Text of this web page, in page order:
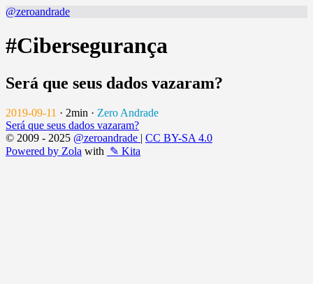
@zeroandrade
#Cibersegurança
Será que seus dados vazaram?
2019-09-11 · 2min · Zero Andrade
Será que seus dados vazaram?
© 2009 - 2025 @zeroandrade | CC BY-SA 4.0
Powered by Zola with ✎ Kita